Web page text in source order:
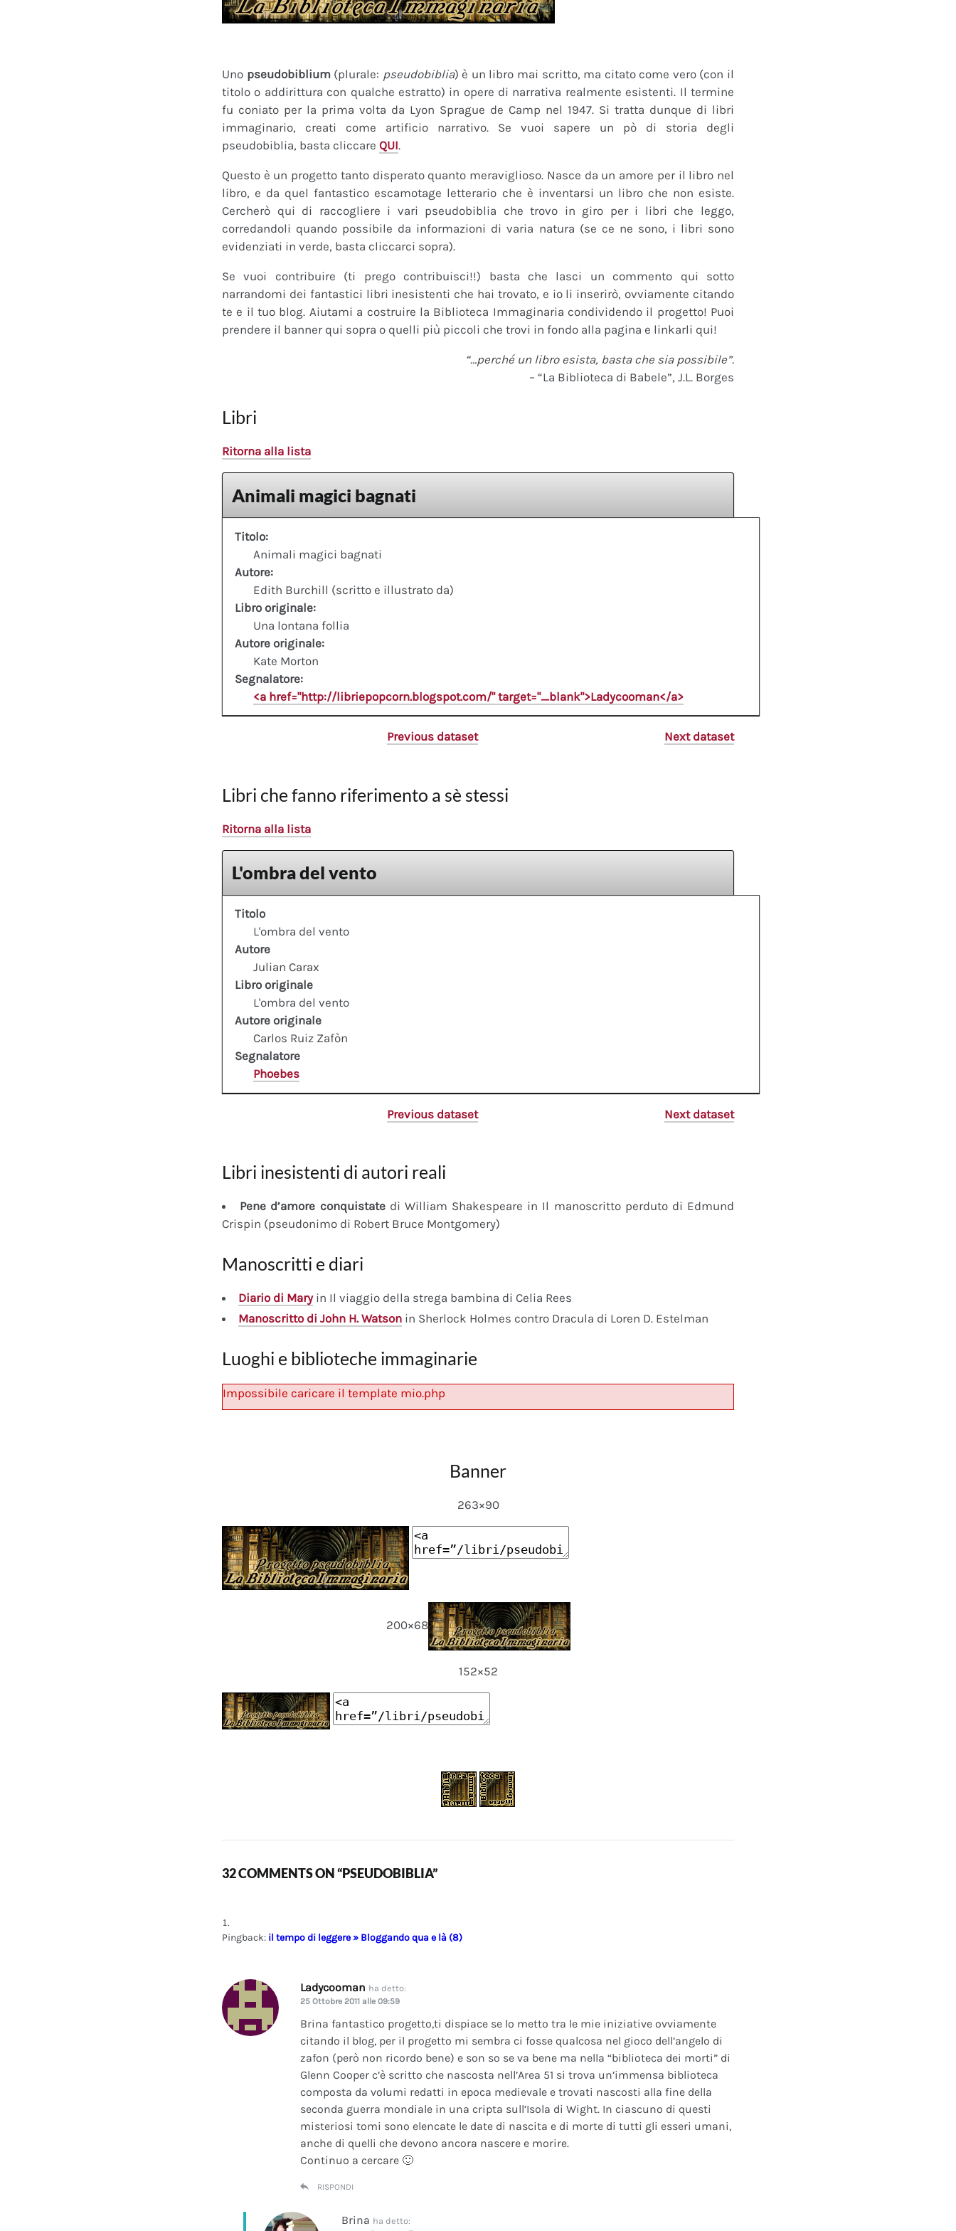
Uno pseudobiblium(plurale: pseudobiblia) è un libro mai scritto, ma citato come vero (con il
titolo o addirittura con qualche estratto) in opere di narrativa realmente esistenti. Il termine
fu coniato per la prima volta da Lyon Sprague de Camp nel 1947. Si tratta dunque di libri
immaginario, creati come artificio narrativo. Se vuoi sapere un pò di storia degli
pseudobiblia, basta cliccare QUI.
Questo è un progetto tanto disperato quanto meraviglioso. Nasce da un amore per il libro nel
libro, e da quel fantastico escamotage letterario che è inventarsi un libro che non esiste.
Cercherò qui di raccogliere i vari pseudobiblia che trovo in giro per i libri che leggo,
corredandoli quando possibile da informazioni di varia natura (se ce ne sono, i libri sono
evidenziati in verde, basta cliccarci sopra).
Se vuoi contribuire (ti prego contribuisci!!) basta che lasci un commento qui sotto
narrandomi dei fantastici libri inesistenti che hai trovato, e io li inserirò, ovviamente citando
te e il tuo blog. Aiutami a costruire la Biblioteca Immaginaria condividendo il progetto! Puoi
prendere il banner qui sopra o quelli più piccoli che trovi in fondo alla pagina e linkarli qui!
“…perché un libro esista, basta che sia possibile”.
– “La Biblioteca di Babele”, J.L. Borges
Libri
Ritorna alla lista
Animali magici bagnati
Titolo:
Animali magici bagnati
Autore:
Edith Burchill (scritto e illustrato da)
Libro originale:
Una lontana follia
Autore originale:
Kate Morton
Segnalatore:
<a href="http://libriepopcorn.blogspot.com/" target="_blank">Ladycooman</a>
Previous dataset Next dataset
Libri che fanno riferimento a sè stessi
Ritorna alla lista
L'ombra del vento
Titolo
L'ombra del vento
Autore
Julian Carax
Libro originale
L'ombra del vento
Autore originale
Carlos Ruiz Zafòn
Segnalatore
Phoebes
Previous dataset Next dataset
Libri inesistenti di autori reali
Pene d’amore conquistatedi William Shakespeare in Il manoscritto perduto di Edmund
Crispin (pseudonimo di Robert Bruce Montgomery)
Manoscritti e diari
Diario di Maryin Il viaggio della strega bambina di Celia Rees
Manoscritto di John H. Watson in Sherlock Holmes contro Dracula di Loren D. Estelman
Luoghi e biblioteche immaginarie
Impossibile caricare il template mio.php
Banner
263×90
200×68
152×52
32 COMMENTS ON “PSEUDOBIBLIA”
Pingback: il tempo di leggere » Bloggando qua e là (8)
Ladycooman ha detto:
25 Ottobre 2011 alle 09:59
Brina fantastico progetto,ti dispiace se lo metto tra le mie iniziative ovviamente
citando il blog, per il progetto mi sembra ci fosse qualcosa nel gioco dell’angelo di
zafon (però non ricordo bene) e son so se va bene ma nella “biblioteca dei morti” di
Glenn Cooper c’è scritto che nascosta nell’Area 51 si trova un’immensa biblioteca
composta da volumi redatti in epoca medievale e trovati nascosti alla fine della
seconda guerra mondiale in una cripta sull’Isola di Wight. In ciascuno di questi
misteriosi tomi sono elencate le date di nascita e di morte di tutti gli esseri umani,
anche di quelli che devono ancora nascere e morire.
Continuo a cercare 🙂
RISPONDI
Brina ha detto: